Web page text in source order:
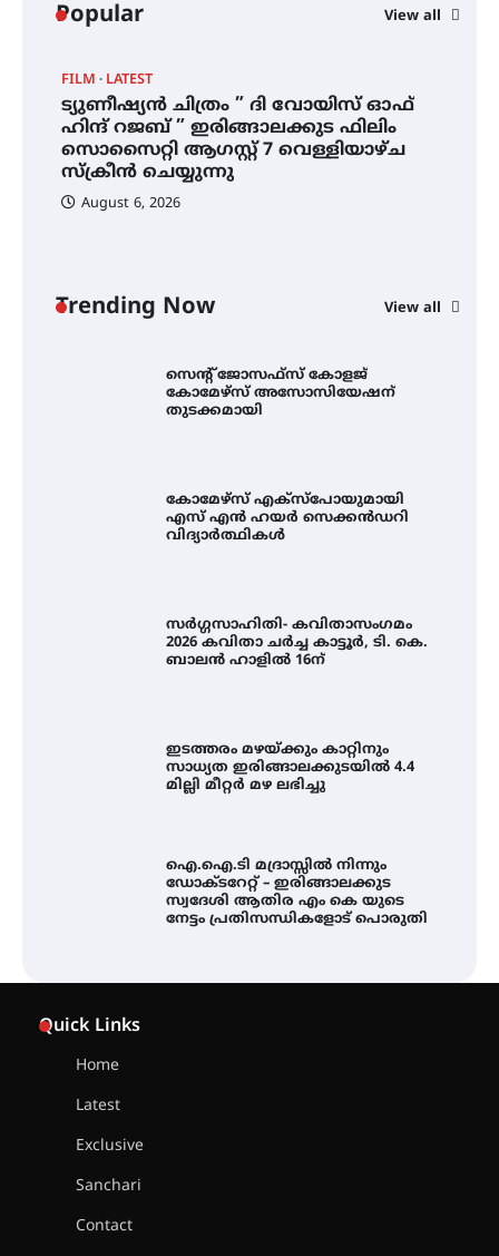
Popular View all
FILM LATEST
ട്യുണീഷ്യൻ ചിത്രം ” ദി വോയിസ് ഓഫ്
ഹിന്ദ് റജബ് ” ഇരിങ്ങാലക്കുട ഫിലിം
സൊസൈറ്റി ആഗസ്റ്റ് 7 വെള്ളിയാഴ്ച
സ്‌ക്രീൻ ചെയ്യുന്നു
August 6, 2026
Trending Now View all
സാധ്യത ഇരിങ്ങാലക്കുടയിൽ 4.4
ഐ.ഐ.ടി മദ്രാസ്സിൽ നിന്നും
ഡോക്ടറേറ്റ് – ഇരിങ്ങാലക്കുട
സ്വദേശി ആതിര എം കെ യുടെ
നേട്ടം പ്രതിസന്ധികളോട് പൊരുതി
വെള്ളിയാഴ്ച സ്‌ക്രീൻ ചെയ്യുന്നു
സെന്റ് ജോസഫ്സ് കോളജ്
കോമേഴ്‌സ് അസോസിയേഷന്
തുടക്കമായി
കോമേഴ്സ് എക്സ്പോയുമായി
എസ് എൻ ഹയർ സെക്കൻഡറി
വിദ്യാർത്ഥികൾ
സർഗ്ഗസാഹിതി- കവിതാസംഗമം
2026 കവിതാ ചർച്ച കാട്ടൂർ, ടി. കെ.
ബാലൻ ഹാളിൽ 16ന്
ഇടത്തരം മഴയ്ക്കും കാറ്റിനും
സാധ്യത ഇരിങ്ങാലക്കുടയിൽ 4.4
മില്ലി മീറ്റർ മഴ ലഭിച്ചു
ഐ.ഐ.ടി മദ്രാസ്സിൽ നിന്നും
ഡോക്ടറേറ്റ് – ഇരിങ്ങാലക്കുട
സ്വദേശി ആതിര എം കെ യുടെ
നേട്ടം പ്രതിസന്ധികളോട് പൊരുതി
Quick Links
Home
Latest
Exclusive
Sanchari
Contact